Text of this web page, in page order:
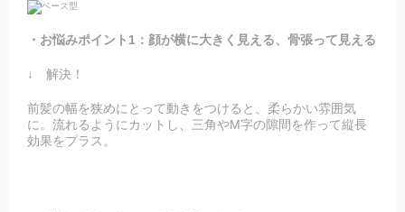
・お悩みポイント1：顔が横に大きく見える、骨張って見える
↓ 解決！
前髪の幅を狭めにとって動きをつけると、柔らかい雰囲気
に。流れるようにカットし、三角やM字の隙間を作って縦長
効果をプラス。